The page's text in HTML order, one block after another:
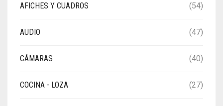
AFICHES Y CUADROS (54)
AUDIO (47)
CÁMARAS (40)
COCINA - LOZA (27)